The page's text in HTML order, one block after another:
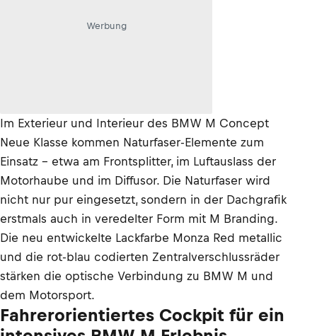
Werbung
Im Exterieur und Interieur des BMW M Concept
Neue Klasse kommen Naturfaser-Elemente zum
Einsatz – etwa am Frontsplitter, im Luftauslass der
Motorhaube und im Diffusor. Die Naturfaser wird
nicht nur pur eingesetzt, sondern in der Dachgrafik
erstmals auch in veredelter Form mit M Branding.
Die neu entwickelte Lackfarbe Monza Red metallic
und die rot-blau codierten Zentralverschlussräder
stärken die optische Verbindung zu BMW M und
dem Motorsport.
Fahrerorientiertes Cockpit für ein